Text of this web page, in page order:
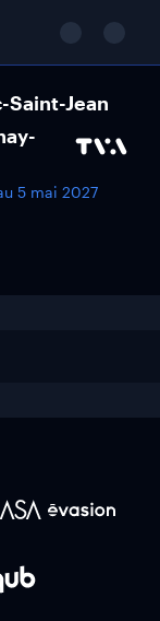
Saint-Jean
5 mai 2027